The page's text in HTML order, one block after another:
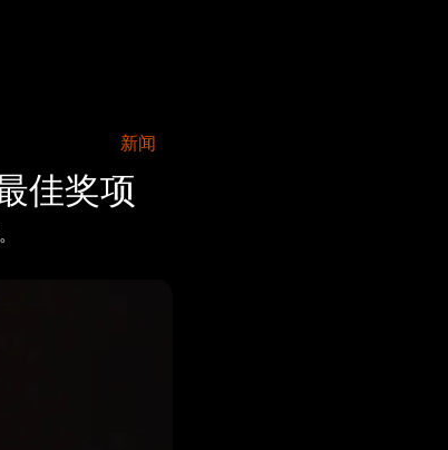
新闻
佳奖项